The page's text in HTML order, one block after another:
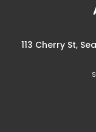
113 Cherry St,